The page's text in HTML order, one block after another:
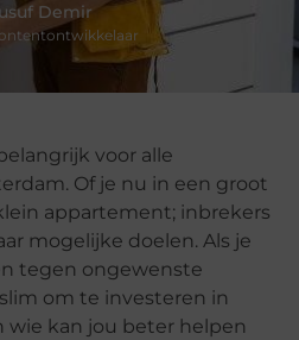
Demir
voor alle
Of je nu in een groot
appartement; inbrekers
mogelijke doelen. Als je
tegen ongewenste
om te investeren in
wie kan jou beter helpen